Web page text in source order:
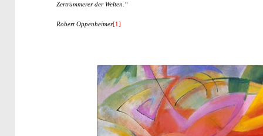
Zertrümmerer der Welten.“
Robert Oppenheimer[1]